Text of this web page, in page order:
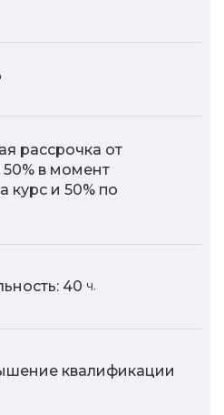
рассрочка от
в момент
курс и 50% по
40 ч.
квалификации